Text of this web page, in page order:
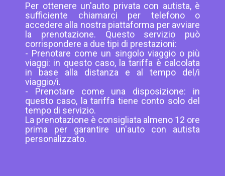
Per ottenere un'auto privata con autista, è
sufficiente chiamarci per telefono o
accedere alla nostra piattaforma per avviare
la prenotazione. Questo servizio può
corrispondere a due tipi di prestazioni:
- Prenotare come un singolo viaggio o più
viaggi: in questo caso, la tariffa è calcolata
in base alla distanza e al tempo del/i
viaggio/i.
- Prenotare come una disposizione: in
questo caso, la tariffa tiene conto solo del
tempo di servizio.
La prenotazione è consigliata almeno 12 ore
prima per garantire un'auto con autista
personalizzato.